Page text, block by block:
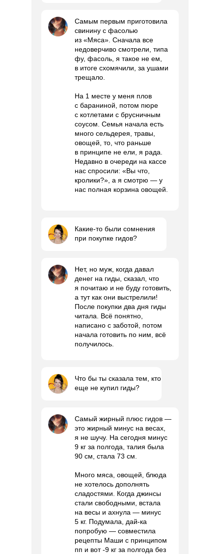
Самым первым приготовила
свинину с фасолью
из «Мяса». Сначала все
недоверчиво смотрели, типа
фу, фасоль, я такое не ем,
в итоге схомячили, за ушами
трещало.
На 1 месте у меня плов
с бараниной, потом пюре
с котлетами с брусничным
соусом. Семья начала есть
много сельдерея, травы,
овощей, то, что раньше
в принципе не ели, я рада.
Недавно в очереди на кассе
нас спросили: «Вы что,
кролики?», а я смотрю — у
нас полная корзина овощей.
Какие-то были сомнения
при покупке гидов?
Нет, но муж, когда давал
денег на гиды, сказал, что
я почитаю и не буду готовить,
а тут как они выстрелили!
После покупки два дня гиды
читала. Всё понятно,
написано с заботой, потом
начала готовить по ним, всё
получилось.
Что бы ты сказала тем, кто
еще не купил гиды?
Самый жирный плюс гидов —
это жирный минус на весах,
я не шучу. На сегодня минус
9 кг за полгода, талия была
90 см, стала 73 см.
Много мяса, овощей, блюда
не хотелось дополнять
сладостями. Когда джинсы
стали свободными, встала
на весы и ахнула — минус
5 кг. Подумала, дай-ка
попробую — совместила
рецепты Маши с принципом
пп и вот -9 кг за полгода без